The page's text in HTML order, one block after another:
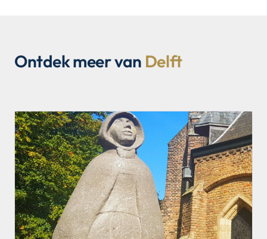
Ontdek meer van Delft